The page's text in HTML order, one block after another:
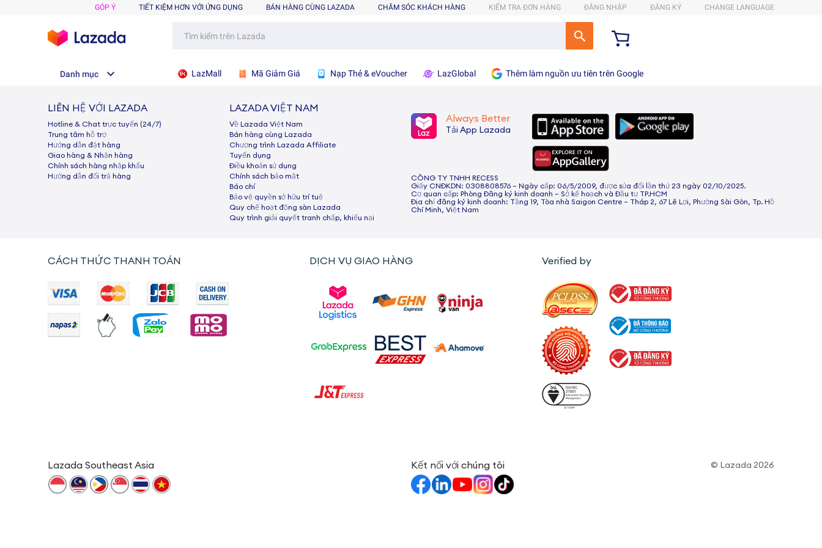
GÓP Ý TIẾT KIỆM HƠN VỚI ỨNG DỤNG BÁN HÀNG CÙNG LAZADA CHĂM SÓC KHÁCH HÀNG KIỂM TRA ĐƠN HÀNG ĐĂNG NHẬP ĐĂNG KÝ CHANGE LANGUAGE
Danh mục LazMall Mã Giảm Giá Nạp Thẻ & eVoucher LazGlobal Thêm làm nguồn ưu tiên trên Google
LIÊN HỆ VỚI LAZADA
Hotline & Chat trực tuyến (24/7)
Trung tâm hỗ trợ
Hướng dẫn đặt hàng
Giao hàng & Nhận hàng
Chính sách hàng nhập khẩu
Hướng dẫn đổi trả hàng
LAZADA VIỆT NAM
Về Lazada Việt Nam
Bán hàng cùng Lazada
Chương trình Lazada Afﬁliate
Tuyển dụng
Điều khoản sử dụng
Chính sách bảo mật
Báo chí
Bảo vệ quyền sở hữu trí tuệ
Quy chế hoạt động sàn Lazada
Quy trình giải quyết tranh chấp, khiếu nại
Always Better
Tải App Lazada
CÔNG TY TNHH RECESS
Giấy CNĐKDN: 0308808576 – Ngày cấp: 06/5/2009, được sửa đổi lần thứ 23 ngày 02/10/2025.
Cơ quan cấp: Phòng Đăng ký kinh doanh – Sở kế hoạch và Đầu tư TP.HCM
Địa chỉ đăng ký kinh doanh: Tầng 19, Tòa nhà Saigon Centre – Tháp 2, 67 Lê Lợi, Phường Sài Gòn, Tp. Hồ
Chí Minh, Việt Nam
CÁCH THỨC THANH TOÁN DỊCH VỤ GIAO HÀNG Verified by
Lazada Southeast Asia Kết nối với chúng tôi © Lazada 2026